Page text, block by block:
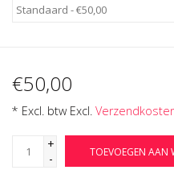
€50,00
* Excl. btw Excl.
+
-
TOEVOEGEN AAN